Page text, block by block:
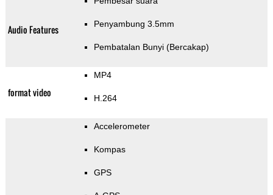
Audio Features Penyambung 3.5mm
Pembatalan Bunyi (Bercakap)
format video
MP4
H.264
Accelerometer
Kompas
GPS